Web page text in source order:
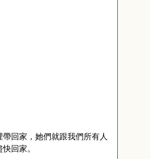
回家，她們就跟我們所有人
回家。